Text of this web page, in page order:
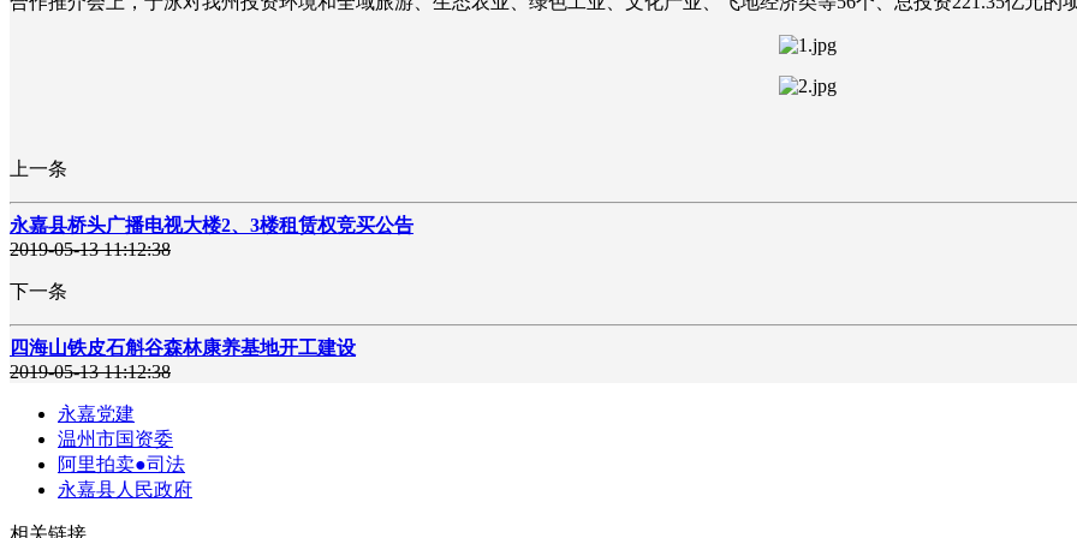
上一条
永嘉县桥头广播电视大楼2、3楼租赁权竞买公告
2019-05-13 11:12:38
下一条
四海山铁皮石斛谷森林康养基地开工建设
2019-05-13 11:12:38
永嘉党建
温州市国资委
阿里拍卖●司法
永嘉县人民政府